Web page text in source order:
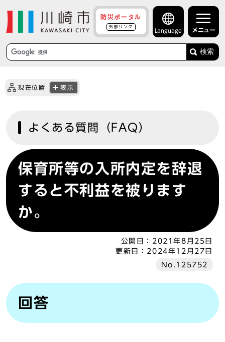
防災ポータル
外部リンク
Language メニュー
検索
現在位置 表示
よくある質問（FAQ）
保育所等の入所内定を辞退
すると不利益を被ります
か。
公開日： 2021年8月25日
更新日： 2024年12月27日
No.125752
回答